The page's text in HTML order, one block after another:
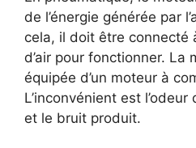
de l’énergie générée par
cela, il doit être connecté
d’air pour fonctionner. La
équipée d’un moteur à
L’inconvénient est
et le bruit produit.